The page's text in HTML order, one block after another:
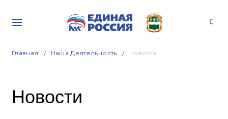
Главная Наша Деятельность Новости
Новости